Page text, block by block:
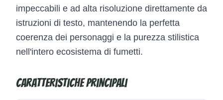
impeccabili e ad alta risoluzione direttamente da
istruzioni di testo, mantenendo la perfetta
coerenza dei personaggi e la purezza stilistica
nell'intero ecosistema di fumetti.
Caratteristiche principali